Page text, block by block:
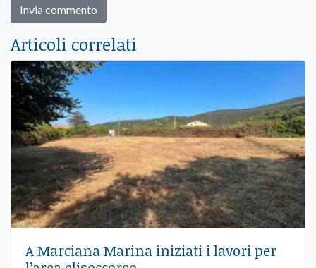
Articoli correlati
A Marciana Marina iniziati i lavori per